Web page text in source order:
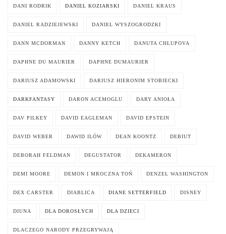
DANI RODRIK DANIEL KOZIARSKI DANIEL KRAUS
DANIEL RADZIEJEWSKI DANIEL WYSZOGRODZKI
DANN MCDORMAN DANNY KETCH DANUTA CHLUPOVA
DAPHNE DU MAURIER DAPHNE DUMAURIER
DARIUSZ ADAMOWSKI DARIUSZ HIERONIM STOBIECKI
DARKFANTASY DARON ACEMOGLU DARY ANIOŁA
DAV PILKEY DAVID EAGLEMAN DAVID EPSTEIN
DAVID WEBER DAWID ILÓW DEAN KOONTZ DEBIUT
DEBORAH FELDMAN DEGUSTATOR DEKAMERON
DEMI MOORE DEMON I MROCZNA TOŃ DENZEL WASHINGTON
DEX CARSTER DIABLICA DIANE SETTERFIELD DISNEY
DIUNA DLA DOROSŁYCH DLA DZIECI
DLACZEGO NARODY PRZEGRYWAJĄ